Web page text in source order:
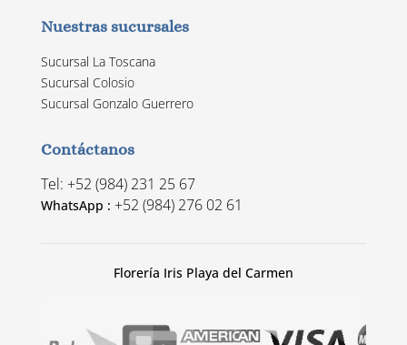
Nuestras sucursales
Sucursal La Toscana
Sucursal Colosio
Sucursal Gonzalo Guerrero
Contáctanos
Tel: +52 (984) 231 25 67
WhatsApp : +52 (984) 276 02 61
Florería Iris Playa del Carmen